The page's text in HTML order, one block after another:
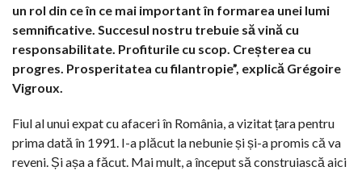
un rol din ce în ce mai important în formarea unei lumi
semnificative. Succesul nostru trebuie să vină cu
responsabilitate. Profiturile cu scop. Creșterea cu
progres. Prosperitatea cu filantropie”, explică Grégoire
Vigroux.
Fiul al unui expat cu afaceri în România, a vizitat țara pentru
prima dată în 1991. I-a plăcut la nebunie și și-a promis că va
reveni. Și așa a făcut. Mai mult, a început să construiască aici